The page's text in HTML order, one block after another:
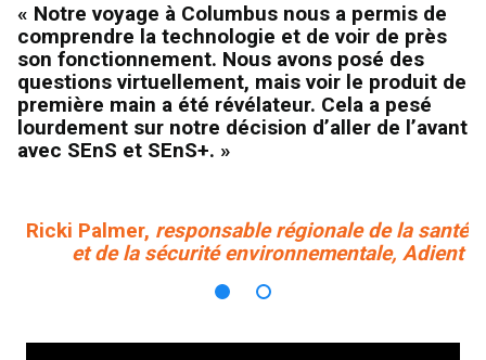
« Notre voyage à Columbus nous a permis de
comprendre la technologie et de voir de près
son fonctionnement. Nous avons posé des
questions virtuellement, mais voir le produit de
première main a été révélateur. Cela a pesé
lourdement sur notre décision d’aller de l’avant
avec SEnS et SEnS+. »
Ricki Palmer, responsable régionale de la santé
et de la sécurité environnementale, Adient